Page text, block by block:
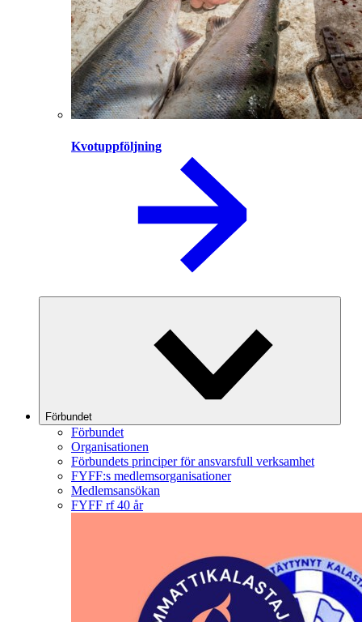
Kvotuppföljning
Förbundet
Förbundet
Organisationen
Förbundets principer för ansvarsfull verksamhet
FYFF:s medlemsorganisationer
Medlemsansökan
FYFF rf 40 år